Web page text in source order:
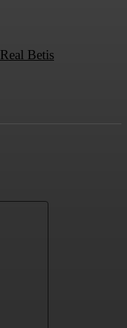
Betis
Comentario: